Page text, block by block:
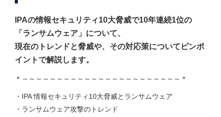
IPAの情報セキュリティ10大脅威で10年連続1位の
「ランサムウェア」について、
現在のトレンドと脅威や、その対応策について ピンポ
イントで解説します。
＊～～～～～～～～～～～～～～～～～～～～～～～＊
IPA 情報セキュリティ10大脅威とランサムウェア
ランサムウェア攻撃のトレンド